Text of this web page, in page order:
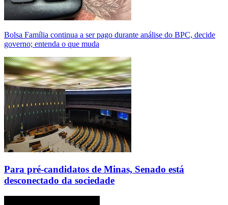
Bolsa Família continua a ser pago durante análise do BPC, decide
governo; entenda o que muda
Para pré-candidatos de Minas, Senado está
desconectado da sociedade